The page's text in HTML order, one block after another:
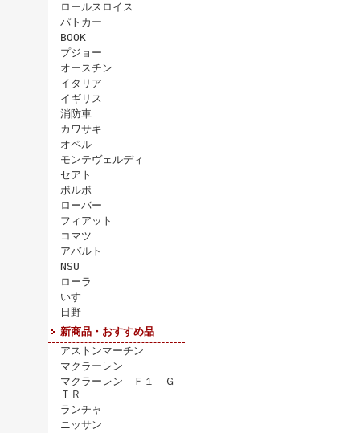
ロールスロイス
パトカー
BOOK
プジョー
オースチン
イタリア
イギリス
消防車
カワサキ
オペル
モンテヴェルディ
セアト
ボルボ
ローバー
フィアット
コマツ
アバルト
NSU
ローラ
いすゞ
日野
新商品・おすすめ品
アストンマーチン
マクラーレン
マクラーレン Ｆ１ Ｇ
ＴＲ
ランチャ
ニッサン